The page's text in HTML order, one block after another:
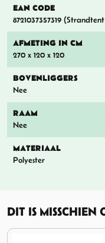
EAN CODE
8721037357319
AFMETING IN CM
270 x 120 x 120
BOVENLIGGERS
Nee
RAAM
Nee
MATERIAAL
Polyester
DIT IS MISSCHIEN